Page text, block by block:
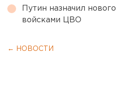
Путин назначил
войсками ЦВО
← НОВОСТИ